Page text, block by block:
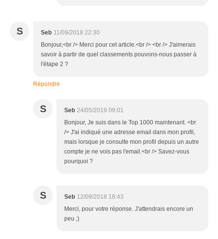
S Seb 11/09/2018 22:30
Bonjour,<br /> Merci pour cet article.<br /> <br /> J'aimerais
savoir à partir de quel classements pouvons-nous passer à
l'étape 2 ?
Répondre
S Seb 24/05/2019 09:01
Bonjour, Je suis dans le Top 1000 maintenant. <br
/> J'ai indiqué une adresse email dans mon profil,
mais lorsque je consulte mon profil depuis un autre
compte je ne vois pas l'email.<br /> Savez-vous
pourquoi ?
S Seb 12/09/2018 18:43
Merci, pour votre réponse. J'attendrais encore un
peu ;)